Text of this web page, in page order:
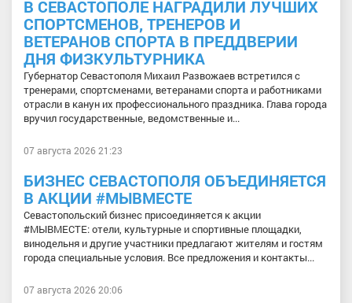
В СЕВАСТОПОЛЕ НАГРАДИЛИ ЛУЧШИХ
СПОРТСМЕНОВ, ТРЕНЕРОВ И
ВЕТЕРАНОВ СПОРТА В ПРЕДДВЕРИИ
ДНЯ ФИЗКУЛЬТУРНИКА
Губернатор Севастополя Михаил Развожаев встретился с
тренерами, спортсменами, ветеранами спорта и работниками
отрасли в канун их профессионального праздника. Глава города
вручил государственные, ведомственные и...
07 августа 2026 21:23
БИЗНЕС СЕВАСТОПОЛЯ ОБЪЕДИНЯЕТСЯ
В АКЦИИ #МЫВМЕСТЕ
Севастопольский бизнес присоединяется к акции
#МЫВМЕСТЕ: отели, культурные и спортивные площадки,
винодельня и другие участники предлагают жителям и гостям
города специальные условия. Все предложения и контакты...
07 августа 2026 20:06